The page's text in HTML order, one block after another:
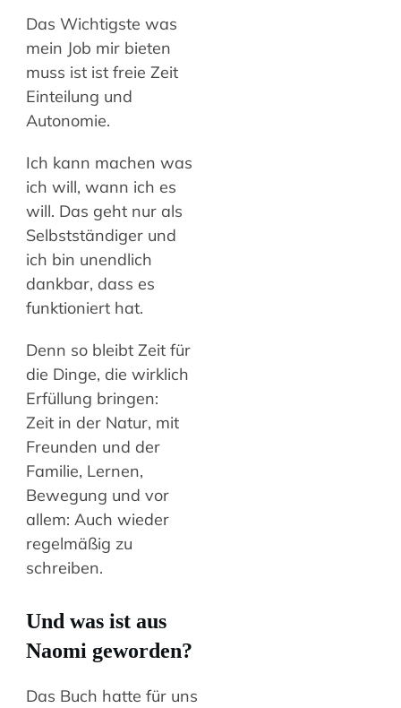
Das Wichtigste was
mein Job mir bieten
muss ist ist freie Zeit
Einteilung und
Autonomie.
Ich kann machen was
ich will, wann ich es
will. Das geht nur als
Selbstständiger und
ich bin unendlich
dankbar, dass es
funktioniert hat.
Denn so bleibt Zeit für
die Dinge, die wirklich
Erfüllung bringen:
Zeit in der Natur, mit
Freunden und der
Familie, Lernen,
Bewegung und vor
allem: Auch wieder
regelmäßig zu
schreiben.
Und was ist aus
Naomi geworden?
Das Buch hatte für uns